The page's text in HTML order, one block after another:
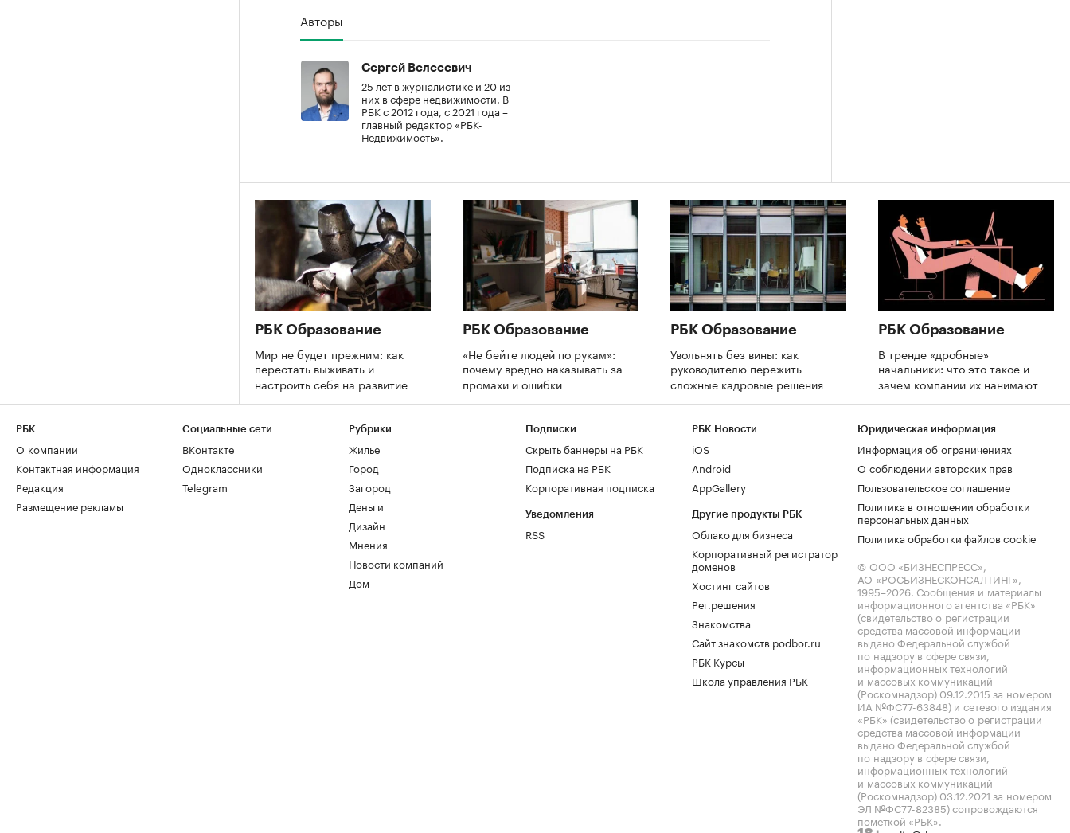
Авторы
Сергей Велесевич
25 лет в журналистике и 20 из
них в сфере недвижимости. В
РБК с 2012 года, с 2021 года –
главный редактор «РБК-
Недвижимость».
РБК Образование
Мир не будет прежним: как
перестать выживать и
настроить себя на развитие
РБК Образование
«Не бейте людей по рукам»:
почему вредно наказывать за
промахи и ошибки
РБК Образование
Увольнять без вины: как
руководителю пережить
сложные кадровые решения
РБК Образование
В тренде «дробные»
начальники: что это такое и
зачем компании их нанимают
РБК
О компании
Контактная информация
Редакция
Размещение рекламы
Социальные сети
ВКонтакте
Одноклассники
Telegram
Рубрики
Жилье
Город
Загород
Деньги
Дизайн
Мнения
Новости компаний
Дом
Подписки
Скрыть баннеры на РБК
Подписка на РБК
Корпоративная подписка
Уведомления
RSS
РБК Новости
iOS
Android
AppGallery
Другие продукты РБК
Облако для бизнеса
Корпоративный регистратор
доменов
Хостинг сайтов
Рег.решения
Знакомства
Сайт знакомств podbor.ru
РБК Курсы
Школа управления РБК
Юридическая информация
Информация об ограничениях
О соблюдении авторских прав
Пользовательское соглашение
Политика в отношении обработки
персональных данных
Политика обработки файлов cookie
© ООО «БИЗНЕСПРЕСС»,
АО «РОСБИЗНЕСКОНСАЛТИНГ»,
1995–2026. Сообщения и материалы
информационного агентства «РБК»
(свидетельство о регистрации
средства массовой информации
выдано Федеральной службой
по надзору в сфере связи,
информационных технологий
и массовых коммуникаций
(Роскомнадзор) 09.12.2015 за номером
ИА №ФС77-63848) и сетевого издания
«РБК» (свидетельство о регистрации
средства массовой информации
выдано Федеральной службой
по надзору в сфере связи,
информационных технологий
и массовых коммуникаций
(Роскомнадзор) 03.12.2021 за номером
ЭЛ №ФС77-82385) сопровождаются
пометкой «РБК».